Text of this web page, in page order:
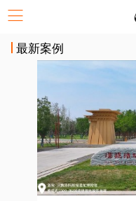
最新案例